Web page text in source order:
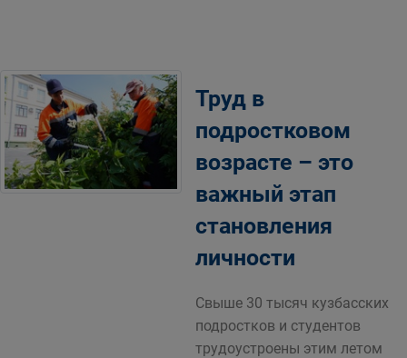
Труд в
подростковом
возрасте – это
важный этап
становления
личности
Свыше 30 тысяч кузбасских
подростков и студентов
трудоустроены этим летом